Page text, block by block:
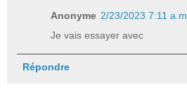
Anonyme 2/23/2023 7:11 a.m.
Je vais essayer avec
Répondre